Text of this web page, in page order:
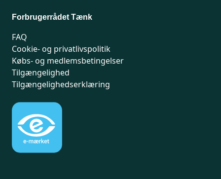
Forbrugerrådet Tænk
FAQ
Cookie- og privatlivspolitik
Købs- og medlemsbetingelser
Tilgængelighed
Tilgængelighedserklæring